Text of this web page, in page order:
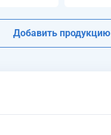
Добавить продукцию